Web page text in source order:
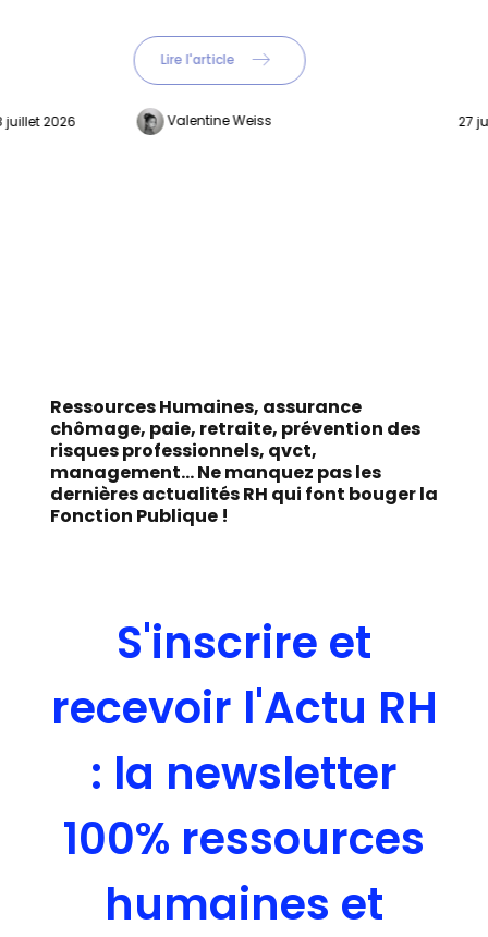
Lire l'article
Valentine Weiss
Ressources Humaines, assurance
chômage, paie, retraite, prévention des
risques professionnels, qvct,
management... Ne manquez pas les
dernières actualités RH qui font bouger la
Fonction Publique !
S'inscrire et
recevoir l'Actu RH
: la newsletter
100% ressources
humaines et